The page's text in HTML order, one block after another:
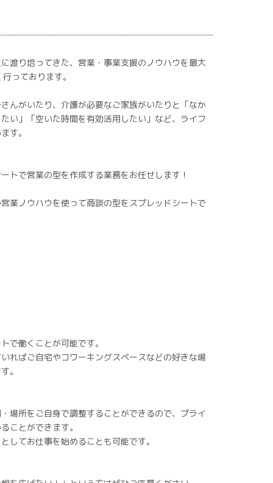
渡り培ってきた、営業・事業支援のノウハウを最大
っております。
んがいたり、介護が必要なご家族がいたりと「なか
い」「空いた時間を有効活用したい」など、ライフ
す。
トで営業の型を作成する業務をお任せします！
業ノウハウを使って商談の型をスプレッドシートで
で働くことが可能です。
ればご自宅やコワーキングスペースなどの好きな場
。
場所をご自身で調整することができるので、プライ
ことができます。
してお仕事を始めることも可能です。